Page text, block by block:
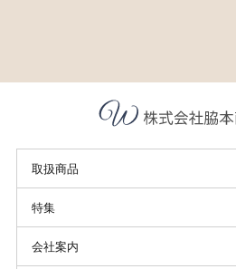
取扱商品
特集
会社案内